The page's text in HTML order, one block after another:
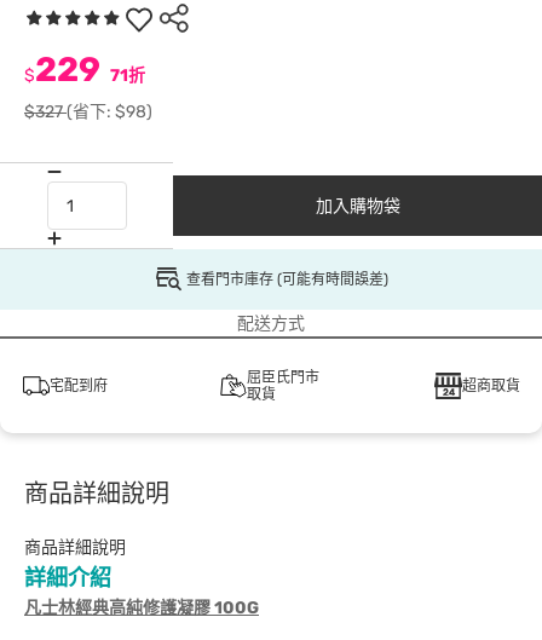
$229 71折
$327(省下: $98)
加入購物袋
查看門市庫存 (可能有時間誤差)
配送方式
宅配到府
屈臣氏門市
取貨
超商取貨
商品詳細說明
商品詳細說明
詳細介紹
凡士林經典高純修護凝膠 100G